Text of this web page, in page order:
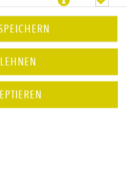
Pfand